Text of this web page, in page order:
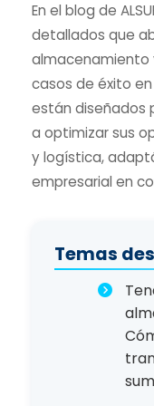
En el blog de
detallados que
almacenamiento
casos de éxito
están diseñados
a optimizar sus
y logística,
empresarial en
Temas